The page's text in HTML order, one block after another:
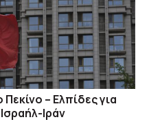
– Ελπίδες για
Ιράν